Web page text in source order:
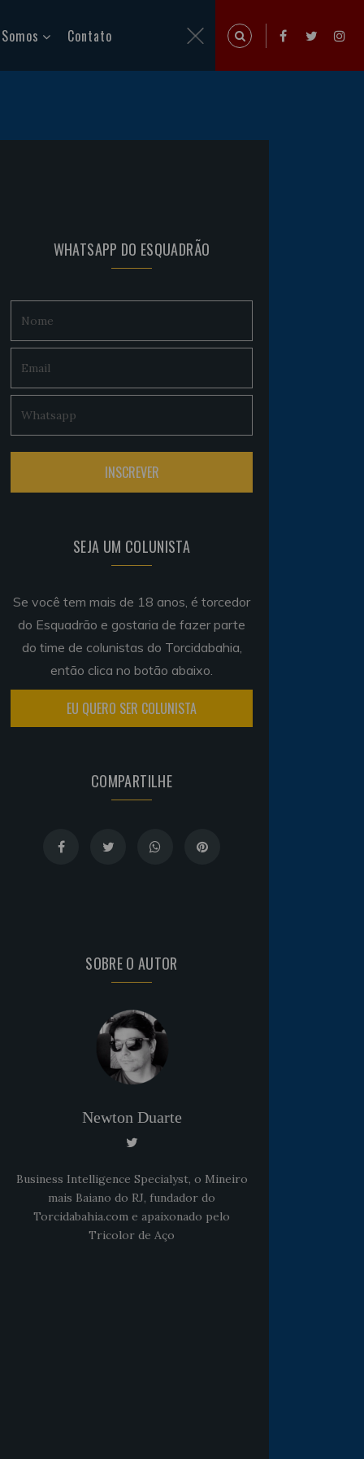
Contato
WHATSAPP DO ESQUADRÃO
SEJA UM COLUNISTA
Se você tem mais de 18 anos, é torcedor
do Esquadrão e gostaria de fazer parte
do time de colunistas do Torcidabahia,
então clica no botão abaixo.
EU QUERO SER COLUNISTA
COMPARTILHE
SOBRE O AUTOR
Newton Duarte
Business Intelligence Specialyst, o Mineiro
mais Baiano do RJ, fundador do
Torcidabahia.com e apaixonado pelo
Tricolor de Aço